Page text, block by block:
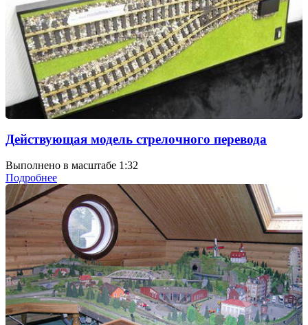
Действующая модель стрелочного перевода
Выполнено в масштабе 1:32
Подробнее